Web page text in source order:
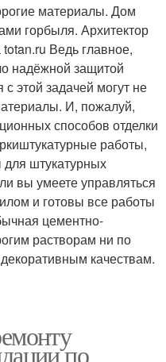
материалы. Дом
горбыля. Архитектор
Ведь главное,
надёжной защитой
с этой задачей могут не
И, пожалуй,
способов отделки
работы,
штукатурных
вы умеете управляться
и готовы все работы
цементно-
растворам ни по
качествам.
по